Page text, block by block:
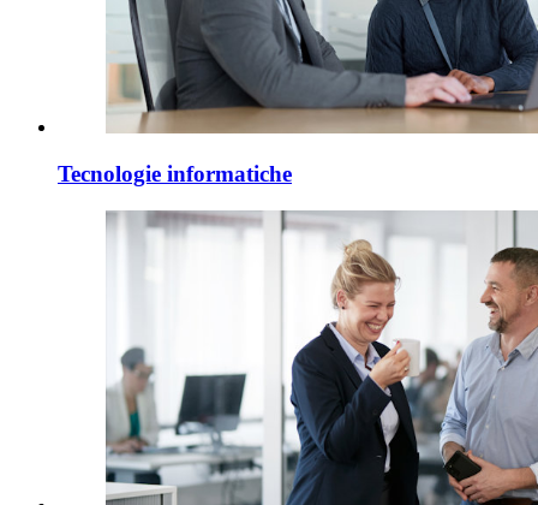
Tecnologie informatiche